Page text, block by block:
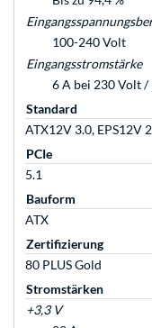
100-240 Volt
Eingangsstromstärke
6 A bei 230 Volt /
Standard
ATX12V 3.0, EPS12V
PCIe
5.1
Bauform
ATX
Zertifizierung
80 PLUS Gold
Stromstärken
+3,3 V